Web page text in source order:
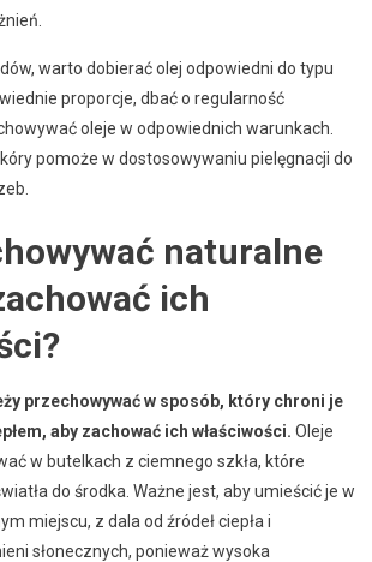
warto dobierać olej odpowiedni do typu
proporcje, dbać o regularność
oleje w odpowiednich warunkach.
pomoże w dostosowywaniu pielęgnacji do
naturalne
ich
przechowywać w sposób, który chroni je
aby zachować ich właściwości. Oleje
w butelkach z ciemnego szkła, które
do środka. Ważne jest, aby umieścić je w
miejscu, z dala od źródeł ciepła i
słonecznych, ponieważ wysoka